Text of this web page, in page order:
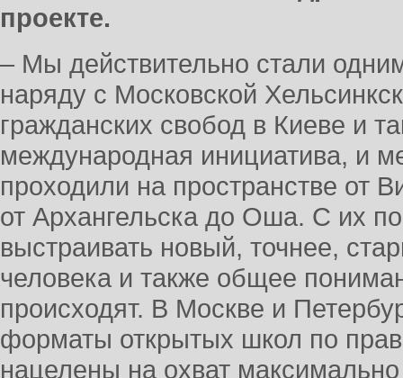
проекте.
– Мы действительно стали
наряду с Московской
гражданских свобод в Киеве и
международная инициатива, и
проходили на пространстве от
от Архангельска до Оша. С их
выстраивать новый, точнее,
человека и также общее
происходят. В Москве и
форматы открытых школ по
нацелены на охват